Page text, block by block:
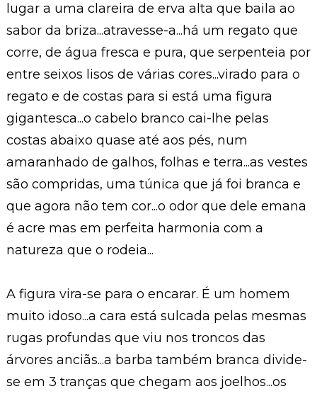
lugar a uma clareira de erva alta que baila ao
sabor da briza...atravesse-a...há um regato que
corre, de água fresca e pura, que serpenteia por
entre seixos lisos de várias cores...virado para o
regato e de costas para si está uma figura
gigantesca...o cabelo branco cai-lhe pelas
costas abaixo quase até aos pés, num
amaranhado de galhos, folhas e terra...as vestes
são compridas, uma túnica que já foi branca e
que agora não tem cor...o odor que dele emana
é acre mas em perfeita harmonia com a
natureza que o rodeia...
A figura vira-se para o encarar. É um homem
muito idoso...a cara está sulcada pelas mesmas
rugas profundas que viu nos troncos das
árvores anciãs...a barba também branca divide-
se em 3 tranças que chegam aos joelhos...os